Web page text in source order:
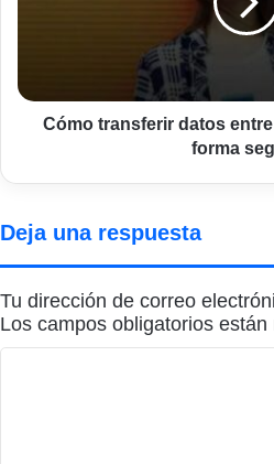
segura
Cómo transferir datos
forma
Deja una respuesta
Tu dirección de correo
Los campos obligatorios están